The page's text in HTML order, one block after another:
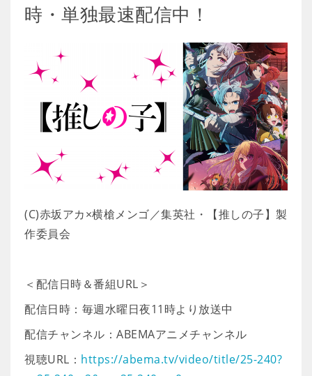
時・単独最速配信中！
(C)赤坂アカ×横槍メンゴ／集英社・【推しの子】製
作委員会
＜配信日時＆番組URL＞
配信日時：毎週水曜日夜11時より放送中
配信チャンネル：ABEMAアニメチャンネル
視聴URL： https://abema.tv/video/title/25-240?